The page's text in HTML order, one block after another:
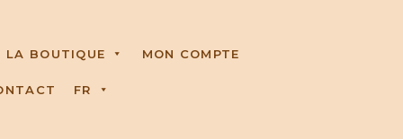
LA BOUTIQUE MON COMPTE
FR